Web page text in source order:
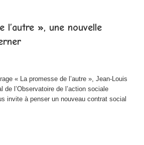
l’autre », une nouvelle
« La promesse de l’autre », Jean-Louis
de l’Observatoire de l’action sociale
invite à penser un nouveau contrat social